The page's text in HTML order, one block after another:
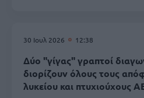
30 Ιουλ 2026 12:38
Δύο "γίγας" γραπτοί
διορίζουν όλους τους
λυκείου και πτυχιούχους